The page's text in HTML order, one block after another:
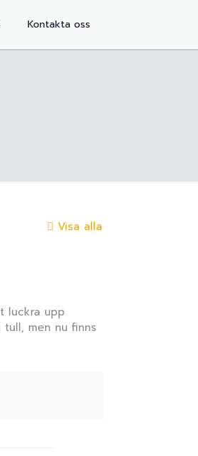
Kontakta oss
Visa alla
luckra upp
men nu finns